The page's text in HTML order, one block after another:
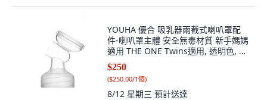
YOUHA 優合 吸乳器兩截式喇叭罩配
件-喇叭罩主體 安全無毒材質 新手媽媽
適用 THE ONE Twins適用, 透明色, 1
個
$250
($250.00/1個)
8/12 星期三 預計送達